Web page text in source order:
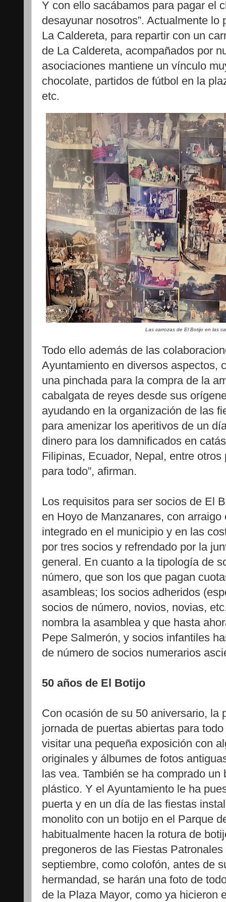
Y con ello sacábamos para pagar el
desayunar nosotros”. Actualmente
La Caldereta, para repartir con un
de La Caldereta, acompañados por
asociaciones mantiene un vínculo
chocolate, partidos de fútbol en la
etc.
Las carrozas de El Botijo en las
Todo ello además de las
Ayuntamiento en diversos aspectos,
una pinchada para la compra de la
cabalgata de reyes desde sus
ayudando en la organización de las
para amenizar los aperitivos de un
dinero para los damnificados en
Filipinas, Ecuador, Nepal, entre
para todo”, afirman.
Los requisitos para ser socios de El
en Hoyo de Manzanares, con
integrado en el municipio y en las
por tres socios y refrendado por la
general. En cuanto a la tipología de
número, que son los que pagan
asambleas; los socios adheridos
socios de número, novios, novias,
nombra la asamblea y que hasta
Pepe Salmerón, y socios infantiles
de número de socios numerarios
50 años de El Botijo
Con ocasión de su 50 aniversario, la
jornada de puertas abiertas para
visitar una pequeña exposición con
originales y álbumes de fotos
las vea. También se ha comprado
plástico. Y el Ayuntamiento le ha
puerta y en un día de las fiestas
monolito con un botijo en el Parque
habitualmente hacen la rotura de
pregoneros de las Fiestas
septiembre, como colofón, antes de
hermandad, se harán una foto de
de la Plaza Mayor, como ya hicieron